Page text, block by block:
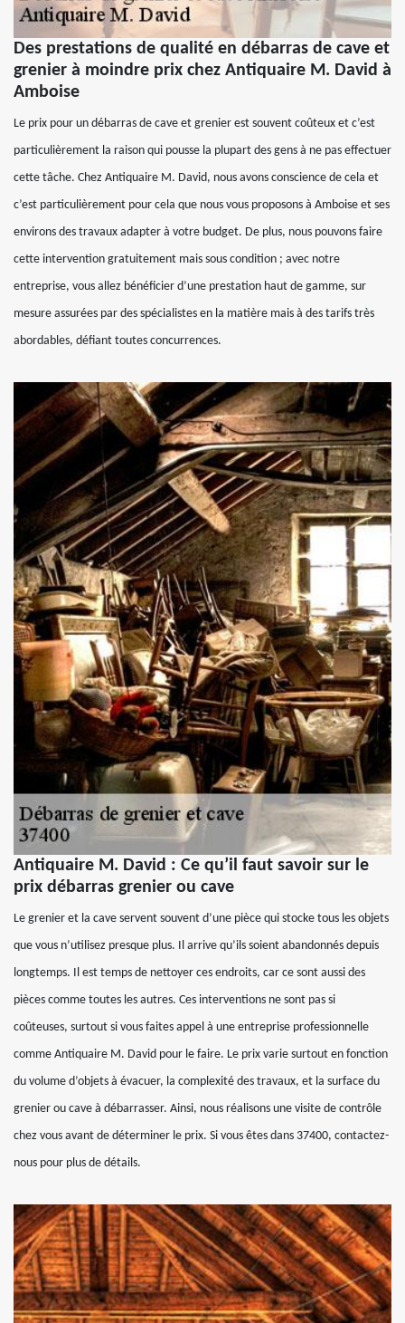
Des prestations de qualité en débarras de cave et
grenier à moindre prix chez Antiquaire M. David à
Amboise
Le prix pour un débarras de cave et grenier est souvent coûteux et c’est
particulièrement la raison qui pousse la plupart des gens à ne pas effectuer
cette tâche. Chez Antiquaire M. David, nous avons conscience de cela et
c’est particulièrement pour cela que nous vous proposons à Amboise et ses
environs des travaux adapter à votre budget. De plus, nous pouvons faire
cette intervention gratuitement mais sous condition ; avec notre
entreprise, vous allez bénéficier d’une prestation haut de gamme, sur
mesure assurées par des spécialistes en la matière mais à des tarifs très
abordables, défiant toutes concurrences.
Antiquaire M. David : Ce qu’il faut savoir sur le
prix débarras grenier ou cave
Le grenier et la cave servent souvent d’une pièce qui stocke tous les objets
que vous n’utilisez presque plus. Il arrive qu’ils soient abandonnés depuis
longtemps. Il est temps de nettoyer ces endroits, car ce sont aussi des
pièces comme toutes les autres. Ces interventions ne sont pas si
coûteuses, surtout si vous faites appel à une entreprise professionnelle
comme Antiquaire M. David pour le faire. Le prix varie surtout en fonction
du volume d’objets à évacuer, la complexité des travaux, et la surface du
grenier ou cave à débarrasser. Ainsi, nous réalisons une visite de contrôle
chez vous avant de déterminer le prix. Si vous êtes dans 37400, contactez-
nous pour plus de détails.